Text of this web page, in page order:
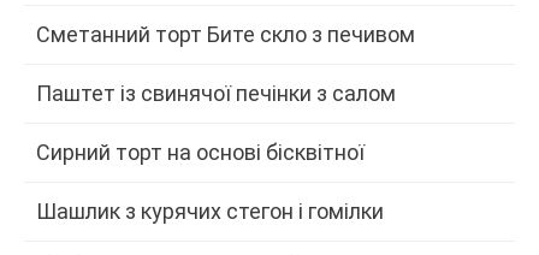
Сметанний торт Бите скло з печивом
Паштет із свинячої печінки з салом
Сирний торт на основі бісквітної
Шашлик з курячих стегон і гомілки